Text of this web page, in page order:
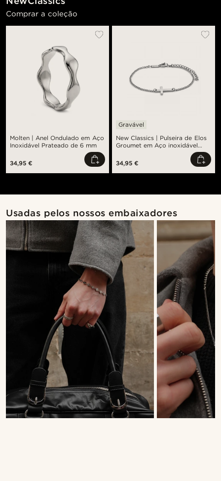
Comprar a coleção
Molten | Anel Ondulado em Aço
Inoxidável Prateado de 6 mm
34,95 €
New Classics | Pulseira de Elos
Groumet em Aço inoxidável
Prateado com Cruz de 2 mm
Gravável
34,95 €
Usadas pelos nossos embaixadores